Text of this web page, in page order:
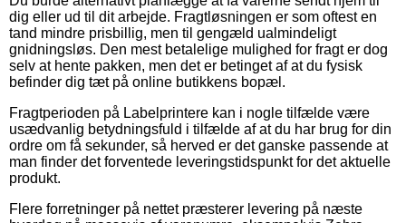
dig eller ud til dit arbejde. Fragtløsningen er som oftest en
tand mindre prisbillig, men til gengæld ualmindeligt
gnidningsløs. Den mest betalelige mulighed for fragt er dog
selv at hente pakken, men det er betinget af at du fysisk
befinder dig tæt på online butikkens bopæl.
Fragtperioden på Labelprintere kan i nogle tilfælde være
usædvanlig betydningsfuld i tilfælde af at du har brug for din
ordre om få sekunder, så herved er det ganske passende at
man finder det forventede leveringstidspunkt for det aktuelle
produkt.
Flere forretninger på nettet præsterer levering på næste